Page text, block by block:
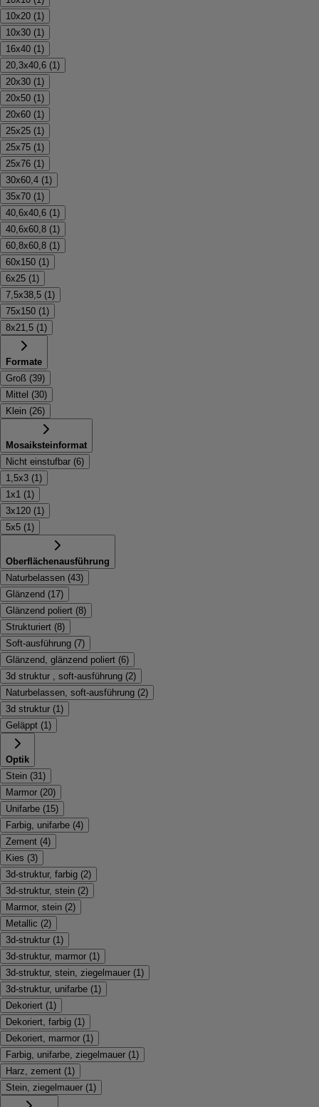
10x20 (1 )
10x30 (1 )
16x40 (1 )
20,3x40,6 (1 )
20x30 (1 )
20x50 (1 )
20x60 (1 )
25x25 (1 )
25x75 (1 )
25x76 (1 )
30x60,4 (1 )
35x70 (1 )
40,6x40,6 (1 )
40,6x60,8 (1 )
60,8x60,8 (1 )
60x150 (1 )
6x25 (1 )
7,5x38,5 (1 )
75x150 (1 )
8x21,5 (1 )
Formate
Groß (39)
Mittel (30)
Klein (26)
Mosaiksteinformat
Nicht einstufbar (6)
1,5x3 (1 )
1x1 (1 )
3x120 (1 )
5x5 (1 )
Oberflächenausführung
Naturbelassen (43)
Glänzend (17)
Glänzend poliert (8)
Strukturiert (8)
Soft-ausführung (7)
Glänzend, glänzend poliert (6)
3d struktur , soft-ausführung (2)
Naturbelassen, soft-ausführung (2)
3d struktur (1 )
Geläppt (1 )
Optik
Stein (31 )
Marmor (20)
Unifarbe (15)
Farbig, unifarbe (4)
Zement (4)
Kies (3)
3d-struktur, farbig (2)
3d-struktur, stein (2)
Marmor, stein (2)
Metallic (2)
3d-struktur (1 )
3d-struktur, marmor (1 )
3d-struktur, stein, ziegelmauer (1 )
3d-struktur, unifarbe (1 )
Dekoriert (1 )
Dekoriert, farbig (1 )
Dekoriert, marmor (1 )
Farbig, unifarbe, ziegelmauer (1 )
Harz, zement (1 )
Stein, ziegelmauer (1 )